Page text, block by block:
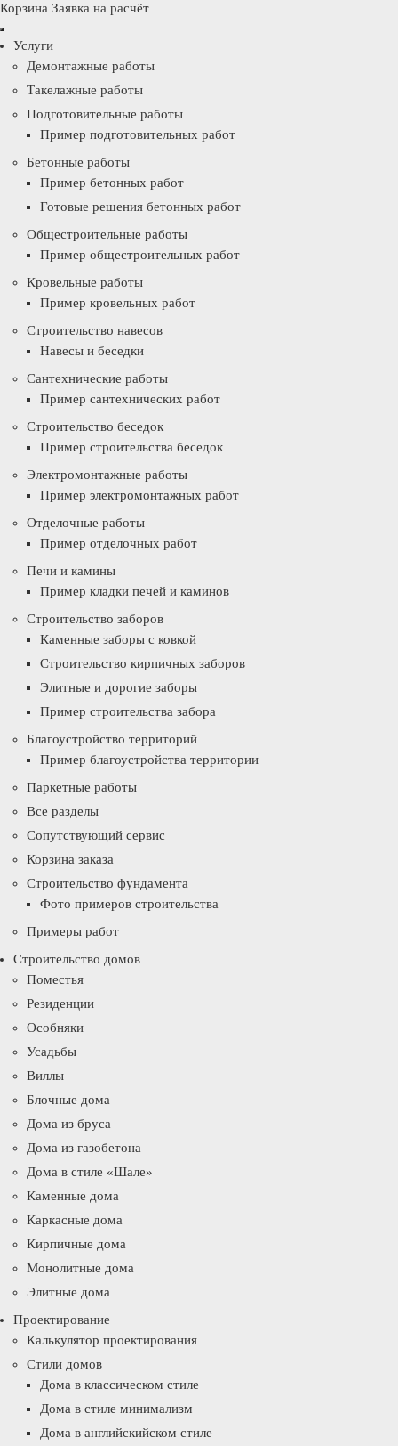
Корзина Заявка на расчёт
Услуги
Демонтажные работы
Такелажные работы
Подготовительные работы
Пример подготовительных работ
Бетонные работы
Пример бетонных работ
Готовые решения бетонных работ
Общестроительные работы
Пример общестроительных работ
Кровельные работы
Пример кровельных работ
Строительство навесов
Навесы и беседки
Сантехнические работы
Пример сантехнических работ
Строительство беседок
Пример строительства беседок
Электромонтажные работы
Пример электромонтажных работ
Отделочные работы
Пример отделочных работ
Печи и камины
Пример кладки печей и каминов
Строительство заборов
Каменные заборы с ковкой
Строительство кирпичных заборов
Элитные и дорогие заборы
Пример строительства забора
Благоустройство территорий
Пример благоустройства территории
Паркетные работы
Все разделы
Сопутствующий сервис
Корзина заказа
Строительство фундамента
Фото примеров строительства
Примеры работ
Строительство домов
Поместья
Резиденции
Особняки
Усадьбы
Виллы
Блочные дома
Дома из бруса
Дома из газобетона
Дома в стиле «Шале»
Каменные дома
Каркасные дома
Кирпичные дома
Монолитные дома
Элитные дома
Проектирование
Калькулятор проектирования
Стили домов
Дома в классическом стиле
Дома в стиле минимализм
Дома в английскийском стиле